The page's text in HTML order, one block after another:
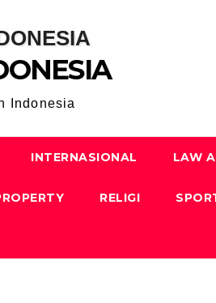
Indonesia
INTERNASIONAL LAW
RELIGI